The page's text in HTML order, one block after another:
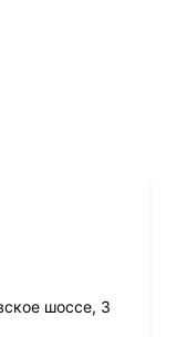
шоссе, 3